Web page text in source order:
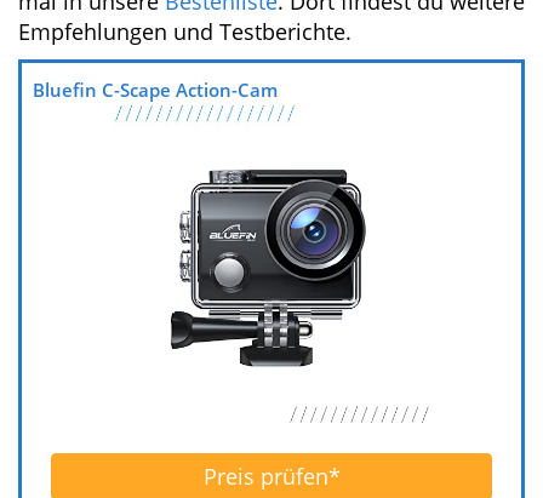
Was uns hingegen richtig gut gefallen hat, ist
die unkomplizierte und schnelle Bedienung, der
wirklich große Lieferumfang und natürlich das
gute Preis-Leistungs-Verhältnis.
Bluefin C-Scape ist kein GoPro-Killer…das kann
man zu diesem Preis unmöglich erwarten.
Dennoch bekommst du eine gute und
verlässliche Action-Cam zum realistischen
Preis, die dich und viele andere Freizeitsportler
bestimmt zufriedenstellen wird!
Cam Alternativen bist, dann schau doch gerne
weitere Empfehlungen und Testberichte.